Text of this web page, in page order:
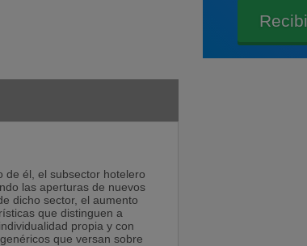
de él, el subsector hotelero
las aperturas de nuevos
dicho sector, el aumento
que distinguen a
propia y con
que versan sobre